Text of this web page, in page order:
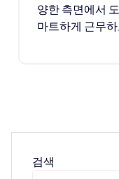
양한 측면에서
마트하게 근무
검색